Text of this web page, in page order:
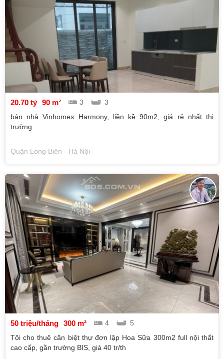
20.70 tỷ 90 m² 3
3
bán nhà Vinhomes Harmony, liền kề 90m2, giá rẻ nhất thị
trường
Quận Long Biên - Hà Nội
50 triệu/tháng 300 m² 4
5
Tôi cho thuê căn biệt thự đơn lập Hoa Sữa 300m2 full nội thất
cao cấp, gần trường BIS, giá 40 tr/th